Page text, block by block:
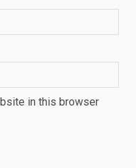
in this browser